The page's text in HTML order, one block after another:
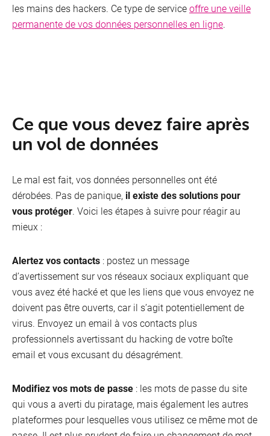
les mains des hackers. Ce type de serviceoffre une veille
permanente de vos données personnelles en ligne.
Ce que vous devez faire après
un vol de données
Le mal est fait, vos données personnelles ont été
dérobées. Pas de panique, il existe des solutions pour
vous protéger. Voici les étapes à suivre pour réagir au
mieux :
Alertez vos contacts : postez un message
d’avertissement sur vos réseaux sociaux expliquant que
vous avez été hacké et que les liens que vous envoyez ne
doivent pas être ouverts, car il s’agit potentiellement de
virus. Envoyez un email à vos contacts plus
professionnels avertissant du hacking de votre boîte
email et vous excusant du désagrément.
Modifiez vos mots de passe : les mots de passe du site
qui vous a averti du piratage, mais également les autres
plateformes pour lesquelles vous utilisez ce même mot de